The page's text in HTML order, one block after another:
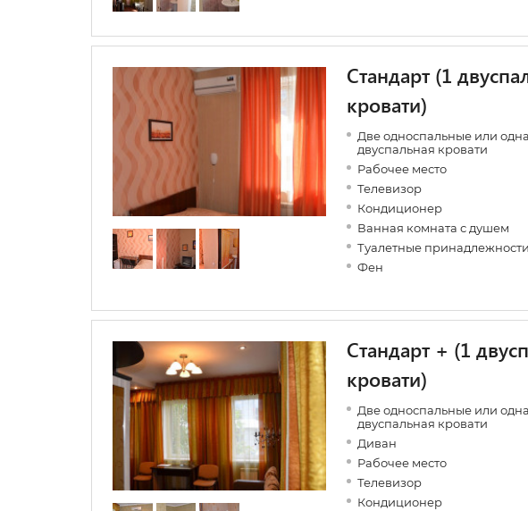
Стандарт (1
кровати)
Две односпальные или одна
двуспальная кровати
Рабочее место
Телевизор
Кондиционер
Ванная комната с душем
Туалетные принадлежности
Фен
Стандарт + (1
кровати)
Две односпальные или одна
двуспальная кровати
Диван
Рабочее место
Телевизор
Кондиционер